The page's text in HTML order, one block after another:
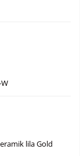
lila Gold